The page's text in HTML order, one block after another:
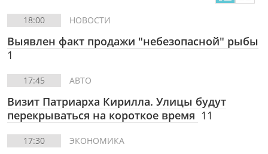
18:00 НОВОСТИ
Выявлен факт продажи "небезопасной" рыбы
1
17:45 АВТО
Визит Патриарха Кирилла. Улицы будут
перекрываться на короткое время 11
17:30 ЭКОНОМИКА